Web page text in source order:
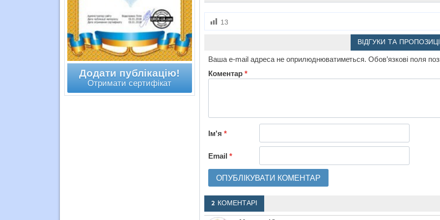
13
ВІДГУКИ ТА
Ваша e-mail адреса не оприлюднюватиметься. Обов’язкові поля
Коментар *
Ім'я *
Email *
2 КОМЕНТАРІ
Додати публікацію!
Отримати сертифікат